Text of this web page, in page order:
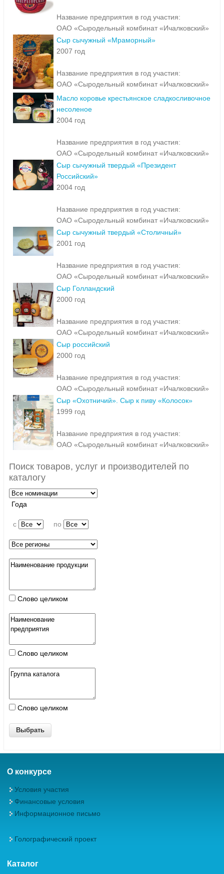
Название предприятия в год участия:
ОАО «Сыродельный комбинат «Ичалковский»
Сыр сычужный «Мраморный»
2007 год
Название предприятия в год участия:
ОАО «Сыродельный комбинат «Ичалковский»
Масло коровье крестьянское сладкосливочное
несоленое
2004 год
Название предприятия в год участия:
ОАО «Сыродельный комбинат «Ичалковский»
Сыр сычужный твердый «Президент
Российский»
2004 год
Название предприятия в год участия:
ОАО «Сыродельный комбинат «Ичалковский»
Сыр сычужный твердый «Столичный»
2001 год
Название предприятия в год участия:
ОАО «Сыродельный комбинат «Ичалковский»
Сыр Голландский
2000 год
Название предприятия в год участия:
ОАО «Сыродельный комбинат «Ичалковский»
Сыр российский
2000 год
Название предприятия в год участия:
ОАО «Сыродельный комбинат «Ичалковский»
Сыр «Охотничий». Сыр к пиву «Колосок»
1999 год
Название предприятия в год участия:
ОАО «Сыродельный комбинат «Ичалковский»
Поиск товаров, услуг и производителей по
каталогу
Года
c по
Слово целиком
Слово целиком
Слово целиком
О конкурсе
Условия участия
Финансовые условия
Информационное письмо
Голографический проект
Каталог